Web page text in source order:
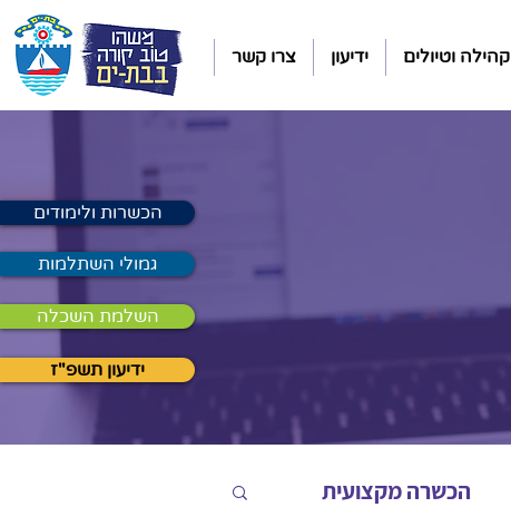
הכשרות ולימודים
גמולי השתלמות
השלמת השכלה
ידיעון תשפ"ז
קהילה וטיולים ידיעון צרו קשר
הכשרה מקצועית